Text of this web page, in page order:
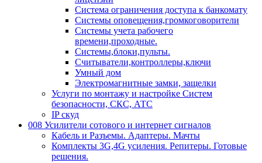
Система ограничения доступа к банкомату
Системы оповещения,громкоговорители
Системы учета рабочего
времени,проходные.
Системы,блоки,пульты.
Считыватели,контроллеры,ключи
Умный дом
Электромагнитные замки, защелки
Услуги по монтажу и настройке Систем
безопасности, СКС, АТС
IP скуд
008 Усилители сотового и интернет сигналов
Кабель и Разъемы. Адаптеры. Мачты
Комплекты 3G,4G усиления. Репитеры. Готовые
решения.